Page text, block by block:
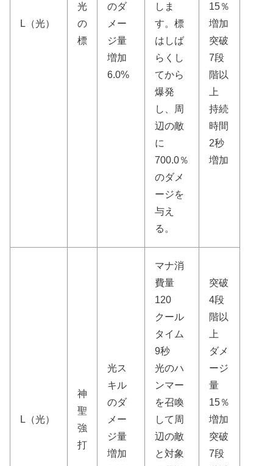
L（光）
光
の
標
のダ
メー
ジ量
増加
6.0%
しま
す。標
はしば
らくし
てから
爆発
し、周
辺の敵
に
700.0％
のダメ
ージを
与え
る。
15％
増加
突破
7段
階以
上
持続
時間
2秒
増加
L（光）
神
聖
強
打
光ス
キル
のダ
メー
ジ量
増加
マナ消
費量
120
クール
タイム
9秒
光のハ
ンマー
を召喚
して周
辺の敵
と対象
突破
4段
階以
上
ダメ
ージ
量
15％
増加
突破
7段